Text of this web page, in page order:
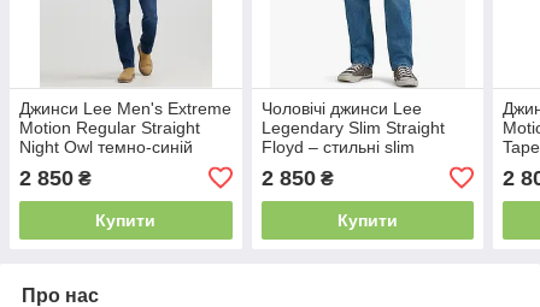
Джинси Lee Men's Extreme
Motion Regular Straight
Night Owl темно-синій
2 850 ₴
Купити
Чоловічі джинси Lee
Legendary Slim Straight
Floyd – стильні slim
straight джинси, оригінал
США
2 850₴
Купити
2
Про нас